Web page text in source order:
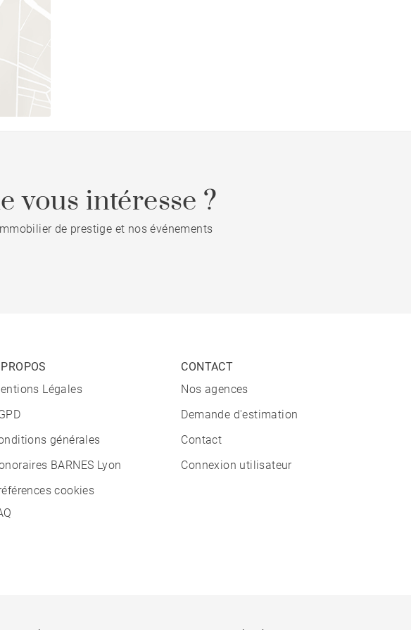
vous intéresse ?
de prestige et nos événements
Légales
générales
BARNES Lyon
cookies
CONTACT
Nos agences
Demande d'estimation
Contact
Connexion utilisateur